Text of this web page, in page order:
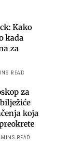
Kako
kada
za
READ
za
koja
READ